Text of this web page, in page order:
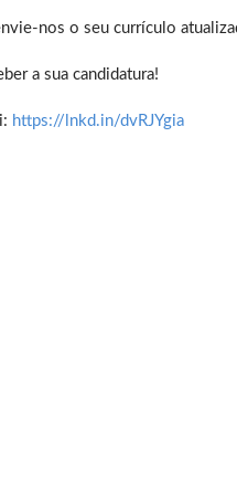
nos o seu currículo
a sua candidatura!
https://lnkd.in/dvRJYgia